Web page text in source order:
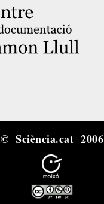
© Sciència.cat 2006